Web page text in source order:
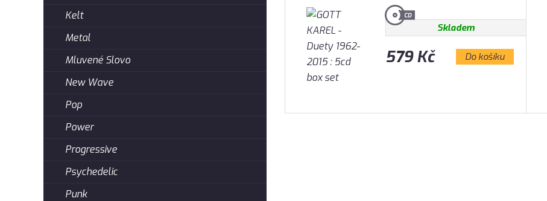
Skladem
579 Kč Do košíku
Kelt
Metal
Mluvené Slovo
New Wave
Pop
Power
Progressive
Psychedelic
Punk